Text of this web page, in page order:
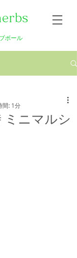
ボール
ミニマルシ
間: 1分